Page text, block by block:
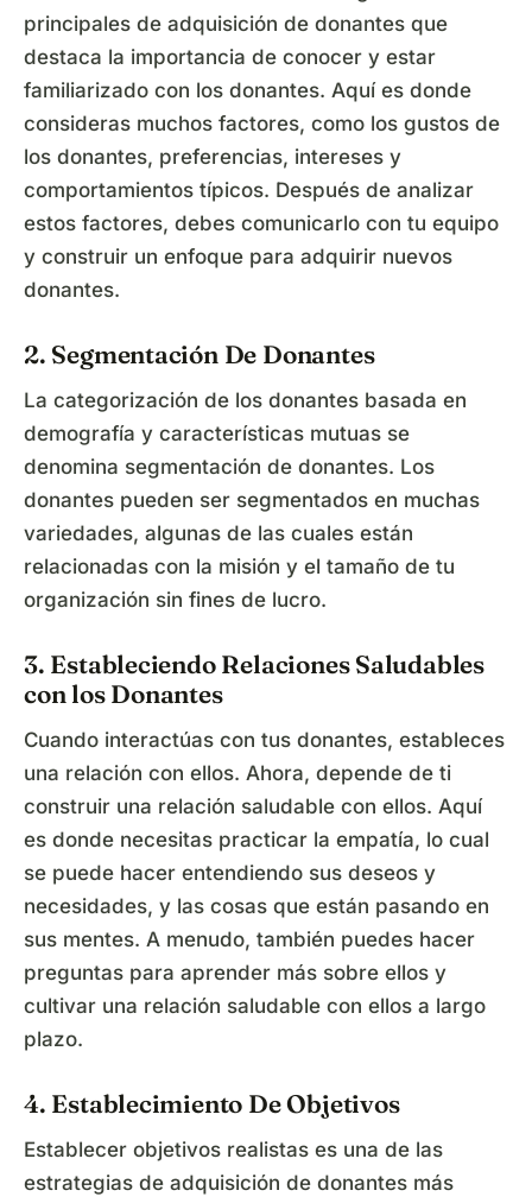
principales de adquisición de donantes que
destaca la importancia de conocer y estar
familiarizado con los donantes. Aquí es donde
consideras muchos factores, como los gustos de
los donantes, preferencias, intereses y
comportamientos típicos. Después de analizar
estos factores, debes comunicarlo con tu equipo
y construir un enfoque para adquirir nuevos
donantes.
2. Segmentación De Donantes
La categorización de los donantes basada en
demografía y características mutuas se
denomina segmentación de donantes. Los
donantes pueden ser segmentados en muchas
variedades, algunas de las cuales están
relacionadas con la misión y el tamaño de tu
organización sin fines de lucro.
3. Estableciendo Relaciones Saludables
con los Donantes
Cuando interactúas con tus donantes, estableces
una relación con ellos. Ahora, depende de ti
construir una relación saludable con ellos. Aquí
es donde necesitas practicar la empatía, lo cual
se puede hacer entendiendo sus deseos y
necesidades, y las cosas que están pasando en
sus mentes. A menudo, también puedes hacer
preguntas para aprender más sobre ellos y
cultivar una relación saludable con ellos a largo
plazo.
4. Establecimiento De Objetivos
Establecer objetivos realistas es una de las
estrategias de adquisición de donantes más